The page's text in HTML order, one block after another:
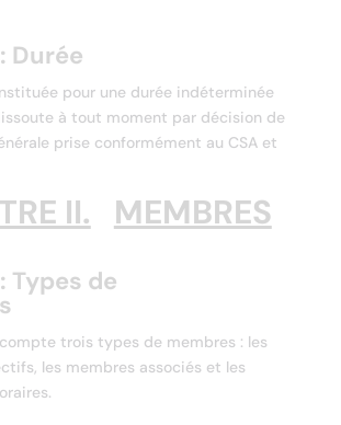
Durée
pour une durée indéterminée
à tout moment par décision de
prise conformément au CSA et
II. MEMBRES
Types de
trois types de membres : les
les membres associés et les